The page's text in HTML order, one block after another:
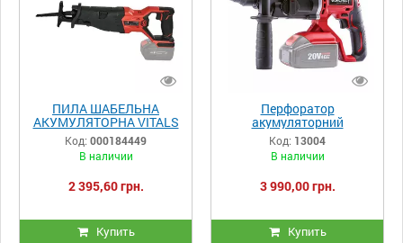
ПИЛА ШАБЕЛЬНА
АКУМУЛЯТОРНА VITALS
MASTER ATZ 1828
SMARTLINE+
Код: 000184449
В наличии
2 395,60 грн.
Купить
Перфоратор
акумуляторний
WORCRAFT CRH-S20LiT
Код: 13004
В наличии
3 990,00 грн.
Купить